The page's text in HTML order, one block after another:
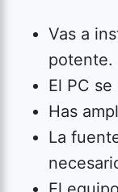
Vas a
potente.
El PC se
Has
La